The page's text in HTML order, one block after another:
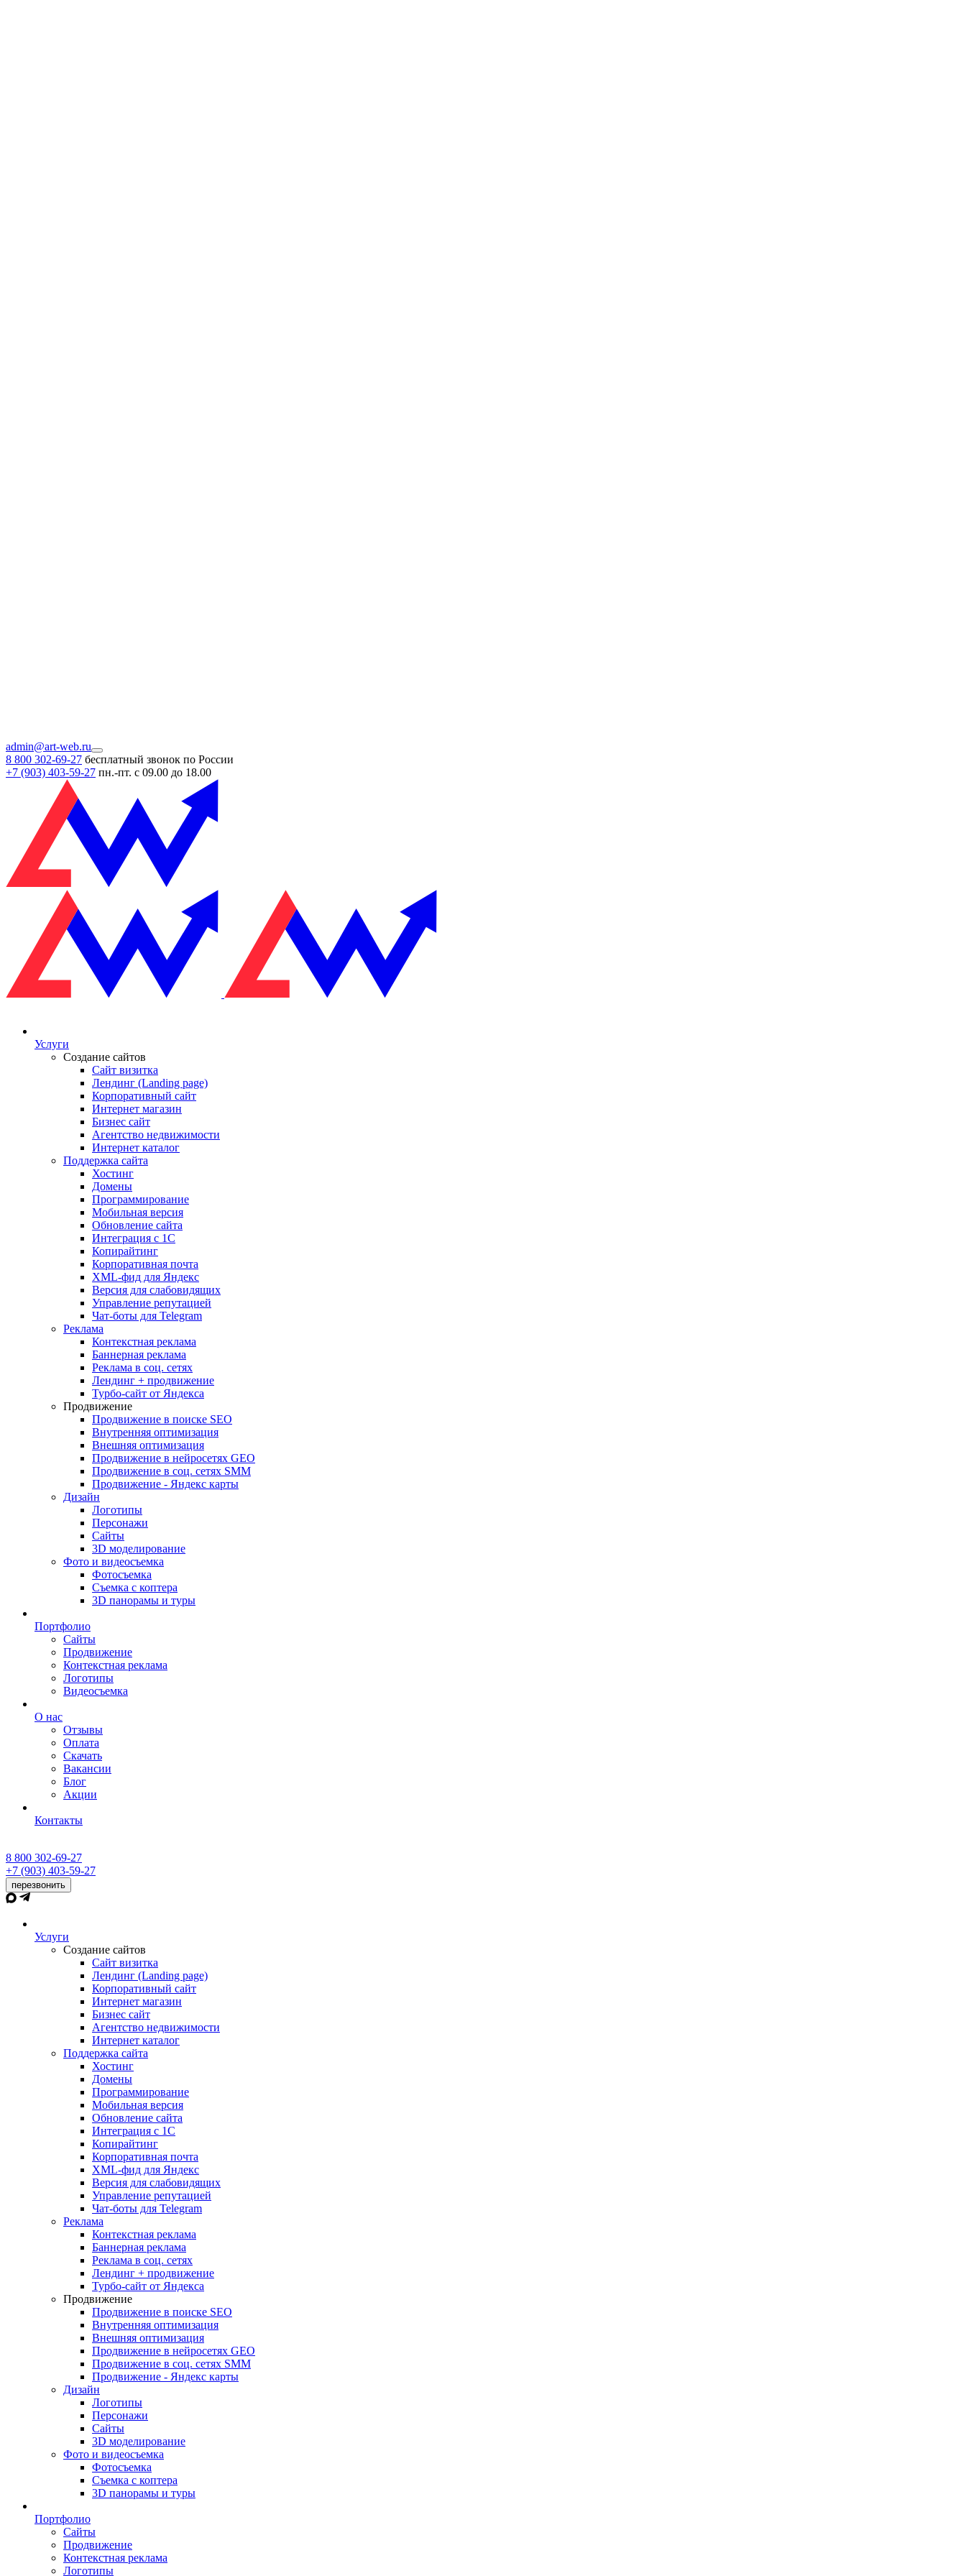
admin@art-web.ru
8 800 302-69-27 бесплатный звонок по России
+7 (903) 403-59-27 пн.-пт. с 09.00 до 18.00
Услуги
Создание сайтов
Сайт визитка
Лендинг (Landing page)
Корпоративный сайт
Интернет магазин
Бизнес сайт
Агентство недвижимости
Интернет каталог
Поддержка сайта
Хостинг
Домены
Программирование
Мобильная версия
Обновление сайта
Интеграция с 1С
Копирайтинг
Корпоративная почта
XML-фид для Яндекс
Версия для слабовидящих
Управление репутацией
Чат-боты для Telegram
Реклама
Контекстная реклама
Баннерная реклама
Реклама в соц. сетях
Лендинг + продвижение
Турбо-сайт от Яндекса
Продвижение
Продвижение в поиске SEO
Внутренняя оптимизация
Внешняя оптимизация
Продвижение в нейросетях GEO
Продвижение в соц. сетях SMM
Продвижение - Яндекс карты
Дизайн
Логотипы
Персонажи
Сайты
3D моделирование
Фото и видеосъемка
Фотосъемка
Съемка с коптера
3D панорамы и туры
Портфолио
Сайты
Продвижение
Контекстная реклама
Логотипы
Видеосъемка
О нас
Отзывы
Оплата
Скачать
Вакансии
Блог
Акции
Контакты
8 800 302-69-27
+7 (903) 403-59-27
перезвонить
Услуги
Создание сайтов
Сайт визитка
Лендинг (Landing page)
Корпоративный сайт
Интернет магазин
Бизнес сайт
Агентство недвижимости
Интернет каталог
Поддержка сайта
Хостинг
Домены
Программирование
Мобильная версия
Обновление сайта
Интеграция с 1С
Копирайтинг
Корпоративная почта
XML-фид для Яндекс
Версия для слабовидящих
Управление репутацией
Чат-боты для Telegram
Реклама
Контекстная реклама
Баннерная реклама
Реклама в соц. сетях
Лендинг + продвижение
Турбо-сайт от Яндекса
Продвижение
Продвижение в поиске SEO
Внутренняя оптимизация
Внешняя оптимизация
Продвижение в нейросетях GEO
Продвижение в соц. сетях SMM
Продвижение - Яндекс карты
Дизайн
Логотипы
Персонажи
Сайты
3D моделирование
Фото и видеосъемка
Фотосъемка
Съемка с коптера
3D панорамы и туры
Портфолио
Сайты
Продвижение
Контекстная реклама
Логотипы